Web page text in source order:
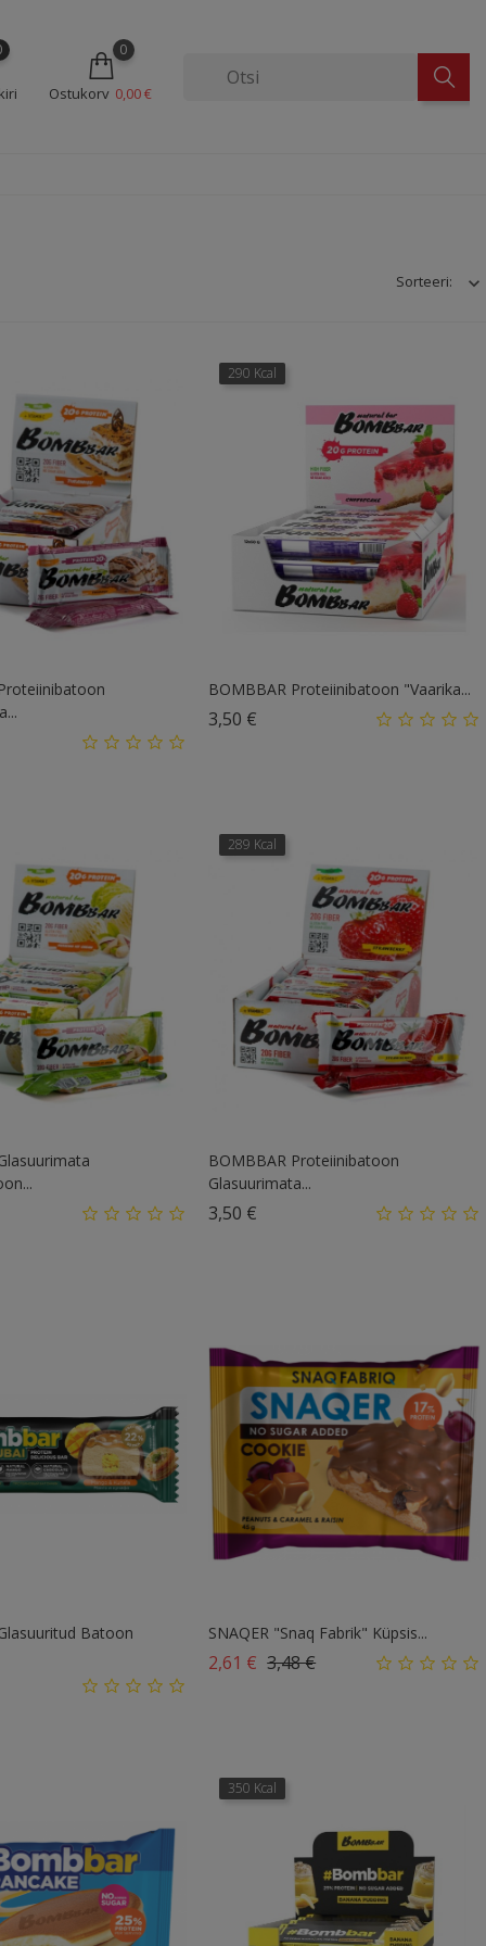
0
Ostukorv 0,00 €
Sorteeri:
290 Kcal
BOMBBAR Proteiinibatoon "Vaarika...
3,50 €
289 Kcal
BOMBBAR Proteiinibatoon
Glasuurimata...
3,50 €
Batoon
SNAQER "Snaq Fabrik" Küpsis...
2,61 € Tavahind
3,48 €Hind
350 Kcal